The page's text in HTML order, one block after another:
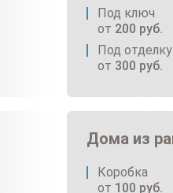
Под ключ
от 200 руб.
Под отделку
от 300 руб.
Дома из
Коробка
от 100 руб.